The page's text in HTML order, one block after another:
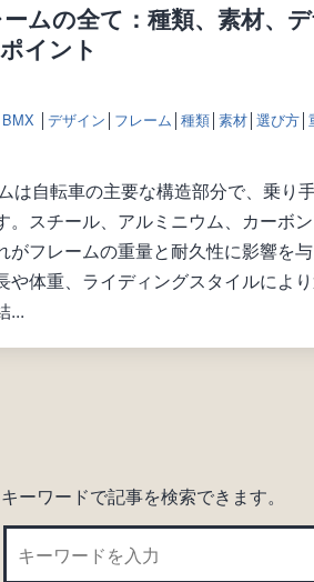
ムの全て：種類、素材、
イント
BMX │ デザイン │ フレーム │ 種類│ 素材│ 選び方│
は自転車の主要な構造部分で、乗り
。スチール、アルミニウム、カーボ
がフレームの重量と耐久性に影響を
や体重、ライディングスタイルによ
...
キーワードで記事を検索できます。